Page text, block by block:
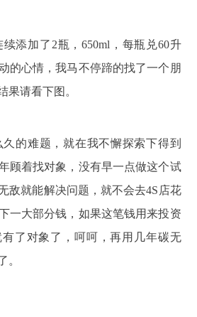
添加了2瓶，650ml，每瓶兑60升
的心情，我马不停蹄的找了一个朋
果请看下图。
的难题，就在我不懈探索下得到
顾着找对象，没有早一点做这个试
敌就能解决问题，就不会去4S店花
一大部分钱，如果这笔钱用来投资
了对象了，呵呵，再用几年碳无
。